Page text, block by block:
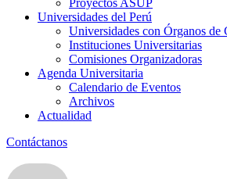
Proyectos ASUP
Universidades del Perú
Universidades con Órganos de
Instituciones Universitarias
Comisiones Organizadoras
Agenda Universitaria
Calendario de Eventos
Archivos
Actualidad
Contáctanos